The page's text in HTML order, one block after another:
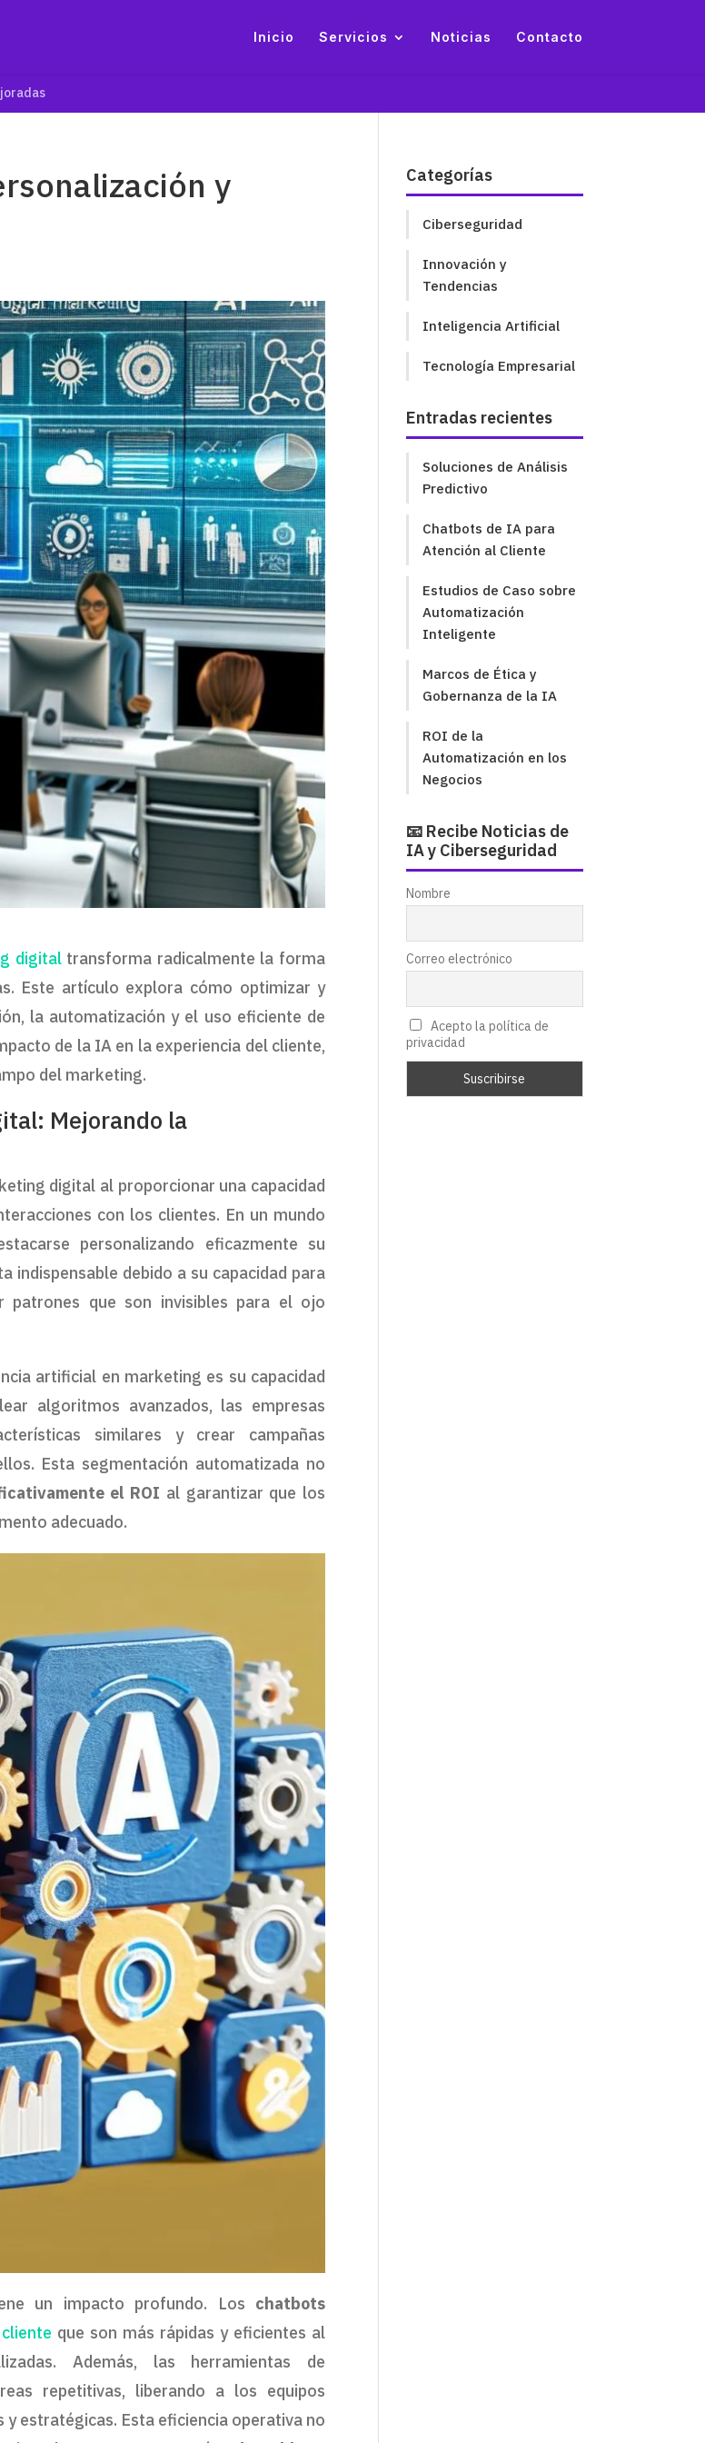
Inicio Servicios Noticias Contacto
y
digitaltransforma radicalmente la forma
Este artículo explora cómo optimizar y
la automatización y el uso eficiente de
de la IA en la experiencia del cliente,
del marketing.
Mejorando la
digital al proporcionar una capacidad
con los clientes. En un mundo
personalizando eficazmente su
indispensable debido a su capacidad para
patrones que son invisibles para el ojo
artificial en marketing es su capacidad
algoritmos avanzados, las empresas
similares y crear campañas
Esta segmentación automatizada no
el ROI al garantizar que los
adecuado.
un impacto profundo. Los chatbots
que son más rápidas y eficientes al
Además, las herramientas de
repetitivas, liberando a los equipos
estratégicas. Esta eficiencia operativa no
Categorías
Ciberseguridad
Innovación y
Tendencias
Inteligencia Artificial
Tecnología Empresarial
Entradas recientes
Soluciones de Análisis
Predictivo
Chatbots de IA para
Atención al Cliente
Estudios de Caso sobre
Automatización
Inteligente
Marcos de Ética y
Gobernanza de la IA
ROI de la
Automatización en los
Negocios
📧 Recibe Noticias de
IA y Ciberseguridad
Nombre
Correo electrónico
Acepto la política de
privacidad